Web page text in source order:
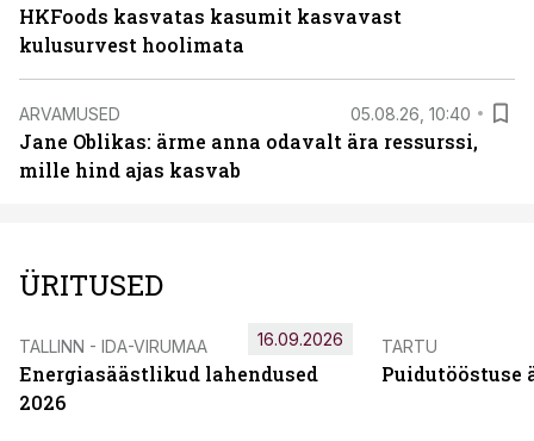
HKFoods kasvatas kasumit kasvavast
kulusurvest hoolimata
ARVAMUSED 05.08.26, 10:40
Jane Oblikas: ärme anna odavalt ära ressurssi,
mille hind ajas kasvab
ÜRITUSED
TALLINN - IDA-VIRUMAA
Energiasäästlikud lahendused
2026
16.09.2026 TARTU
Puidutööstuse